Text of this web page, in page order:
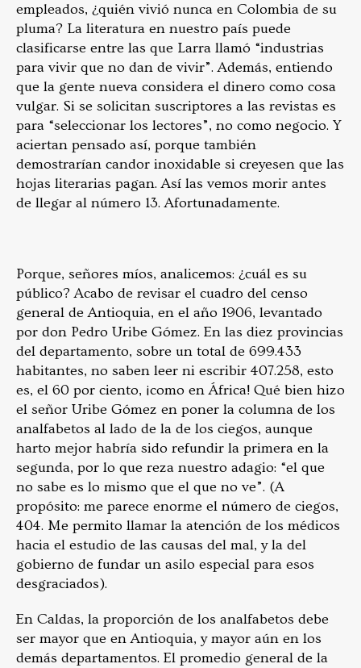
empleados, ¿quién vivió nunca en Colombia de su
pluma? La literatura en nuestro país puede
clasificarse entre las que Larra llamó “industrias
para vivir que no dan de vivir”. Además, entiendo
que la gente nueva considera el dinero como cosa
vulgar. Si se solicitan suscriptores a las revistas es
para “seleccionar los lectores”, no como negocio. Y
aciertan pensado así, porque también
demostrarían candor inoxidable si creyesen que las
hojas literarias pagan. Así las vemos morir antes
de llegar al número 13. Afortunadamente.
Porque, señores míos, analicemos: ¿cuál es su
público? Acabo de revisar el cuadro del censo
general de Antioquia, en el año 1906, levantado
por don Pedro Uribe Gómez. En las diez provincias
del departamento, sobre un total de 699.433
habitantes, no saben leer ni escribir 407.258, esto
es, el 60 por ciento, ¡como en África! Qué bien hizo
el señor Uribe Gómez en poner la columna de los
analfabetos al lado de la de los ciegos, aunque
harto mejor habría sido refundir la primera en la
segunda, por lo que reza nuestro adagio: “el que
no sabe es lo mismo que el que no ve”. (A
propósito: me parece enorme el número de ciegos,
404. Me permito llamar la atención de los médicos
hacia el estudio de las causas del mal, y la del
gobierno de fundar un asilo especial para esos
desgraciados).
En Caldas, la proporción de los analfabetos debe
ser mayor que en Antioquia, y mayor aún en los
demás departamentos. El promedio general de la